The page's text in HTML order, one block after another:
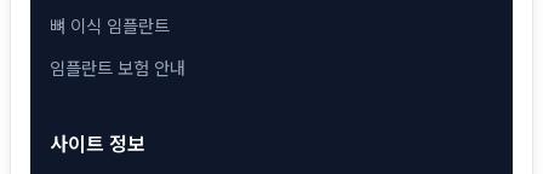
뼈 이식 임플란트
임플란트 보험 안내
사이트 정보